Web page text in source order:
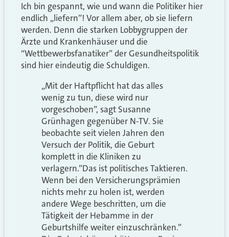
Ich bin gespannt, wie und wann die Politiker hier
endlich „liefern”! Vor allem aber, ob sie liefern
werden. Denn die starken Lobbygruppen der
Ärzte und Krankenhäuser und die
“Wettbewerbsfanatiker” der Gesundheitspolitik
sind hier eindeutig die Schuldigen.
„Mit der Haftpflicht hat das alles
wenig zu tun, diese wird nur
vorgeschoben”, sagt Susanne
Grünhagen gegenüber N-TV. Sie
beobachte seit vielen Jahren den
Versuch der Politik, die Geburt
komplett in die Kliniken zu
verlagern.”Das ist politisches Taktieren.
Wenn bei den Versicherungsprämien
nichts mehr zu holen ist, werden
andere Wege beschritten, um die
Tätigkeit der Hebamme in der
Geburtshilfe weiter einzuschränken.”